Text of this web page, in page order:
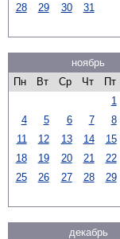
28
29 30 31
ноябрь
Пн
Вт Ср Чт Пт
1
4
5 6 7 8
11
12 13 14 15
18
19 20 21 22
25
26 27 28 29
декабрь